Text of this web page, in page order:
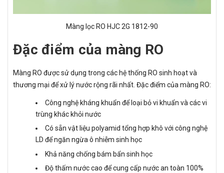
Màng lọc RO HJC 2G 1812-90
Đặc điểm của màng RO
Màng RO được sử dụng trong các hệ thống RO sinh hoạt và
thương mại để xử lý nước rộng rãi nhất. Đặc điểm của màng RO:
Công nghệ kháng khuẩn để loại bỏ vi khuẩn và các vi
trùng khác khỏi nước
Có sẵn vật liệu polyamid tổng hợp khô với công nghệ
LD để ngăn ngừa ô nhiễm sinh học
Khả năng chống bám bẩn sinh học
Độ thấm nước cao để cung cấp nước an toàn 100%